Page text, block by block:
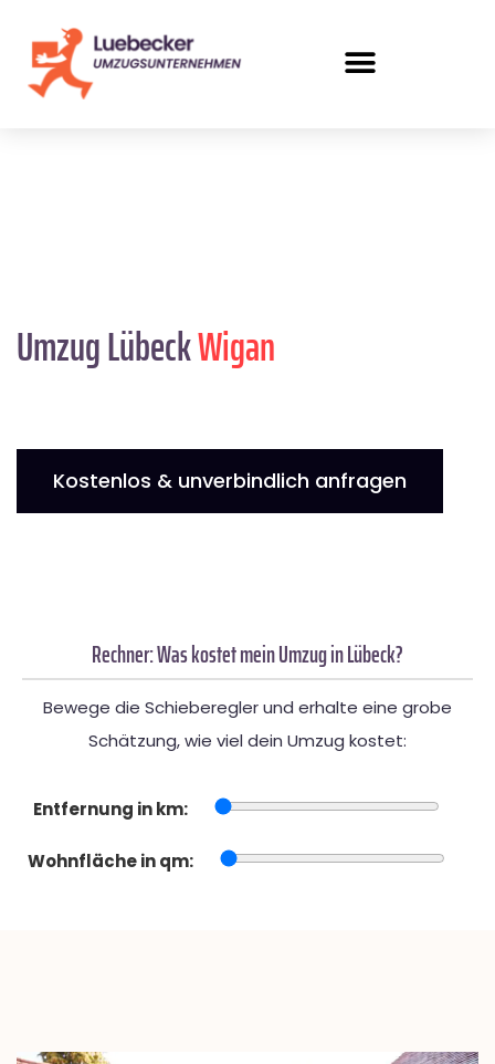
Umzug LübeckWigan
Kostenlos & unverbindlich anfragen
Rechner: Was kostet mein Umzug in Lübeck?
Bewege die Schieberegler und erhalte eine grobe
Schätzung, wie viel dein Umzug kostet:
Entfernung in km:
Wohnfläche in qm: